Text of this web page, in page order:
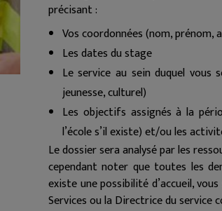
précisant :
Vos coordonnées (nom, prénom,
Les dates du stage
Le service au sein duquel
jeunesse, culturel)
Les objectifs assignés à la
l’école s’il existe) et/ou les
Le dossier sera analysé par les
cependant noter que toutes les
existe une possibilité d’accueil,
Services ou la Directrice du